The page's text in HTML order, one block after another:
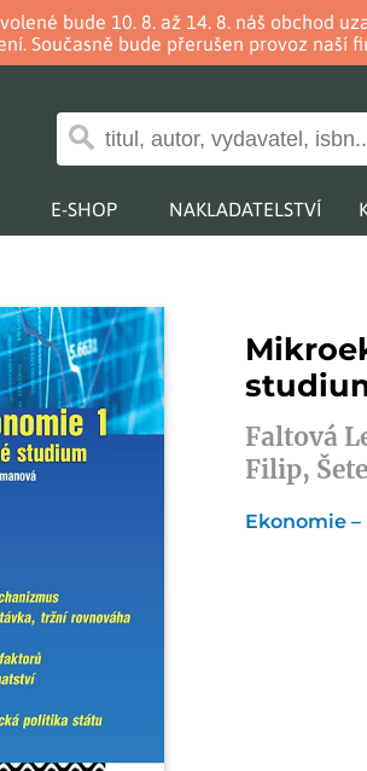
bude 10. 8. až 14. 8. náš obchod
Současně bude přerušen provoz
E-SHOP NAKLADATELSTVÍ
Faltová
Filip,
Ekonomie